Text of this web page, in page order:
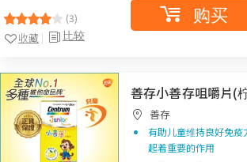
(3)
比较
收藏
购买
善存小善存咀嚼片(
善存
有助儿童维持良好免
起着重要的作用